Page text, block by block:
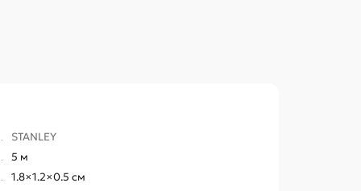
STANLEY
5 м
1.8×1.2×0.5 см